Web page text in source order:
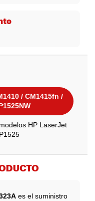
/ CM1415fn /
HP LaserJet
es el suministro